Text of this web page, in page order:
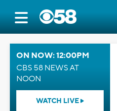
ON NOW: 12:00PM
CBS 58 NEWS AT
NOON
WATCH LIVE